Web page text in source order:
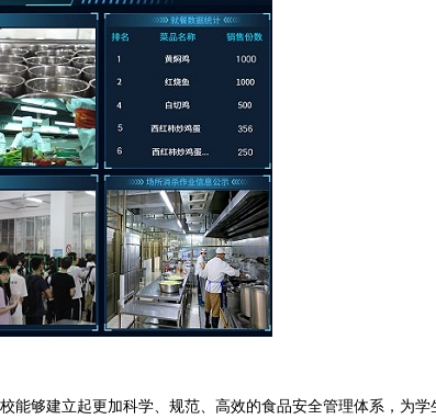
够建立起更加科学、规范、高效的食品安全管理体系，为学